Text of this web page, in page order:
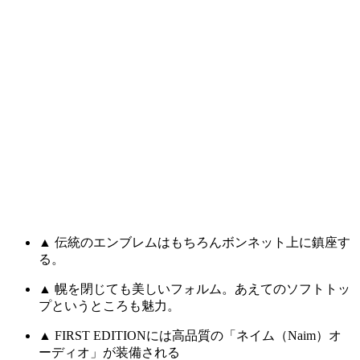
▲ 伝統のエンブレムはもちろんボンネット上に鎮座す
る。
▲ 幌を閉じても美しいフォルム。あえてのソフトトッ
プというところも魅力。
▲ FIRST EDITIONには高品質の「ネイム（Naim）オ
ーディオ」が装備される